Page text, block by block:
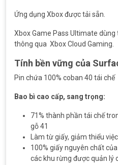
Ứng dụng Xbox được tải sẵn.
Xbox Game Pass Ultimate
thông qua Xbox Cloud Gaming.
Tính bền vững của
Pin chứa 100% coban 40 tái chế
Bao bì cao cấp, sang trọng:
71% thành phần tái chế
gỗ 41
Làm từ giấy, giảm thiểu
100% giấy nguyên chất
các khu rừng được quản lý